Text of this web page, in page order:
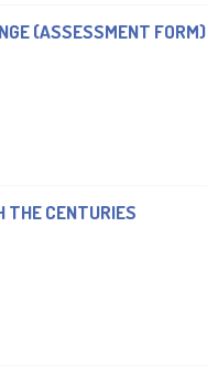
(ASSESSMENT FORM)
THE CENTURIES